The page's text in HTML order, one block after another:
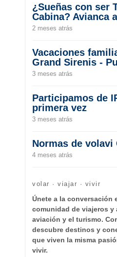
¿Sueñas con ser
Cabina? Avianca
2 meses atrás
Vacaciones
Grand Sirenis -
3 meses atrás
Participamos de
primera vez
3 meses atrás
Normas de volavi
4 meses atrás
volar · viajar · vivir
Únete a la conversación
comunidad de viajeros y
aviación y el turismo.
descubre destinos y
que viven la misma
vivir.